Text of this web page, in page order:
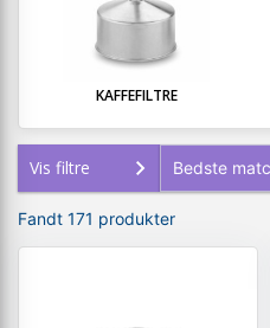
KAFFEFILTRE
Vis filtre
Fandt 171 produkter